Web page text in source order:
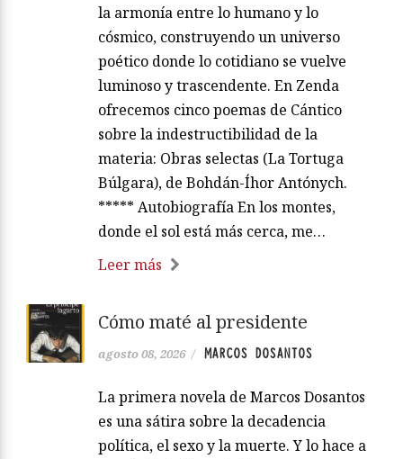
la armonía entre lo humano y lo
cósmico, construyendo un universo
poético donde lo cotidiano se vuelve
luminoso y trascendente. En Zenda
ofrecemos cinco poemas de Cántico
sobre la indestructibilidad de la
materia: Obras selectas (La Tortuga
Búlgara), de Bohdán-Íhor Antónych.
***** Autobiografía En los montes,
donde el sol está más cerca, me…
Leer más
Cómo maté al presidente
agosto 08, 2026 / MARCOS DOSANTOS
La primera novela de Marcos Dosantos
es una sátira sobre la decadencia
política, el sexo y la muerte. Y lo hace a